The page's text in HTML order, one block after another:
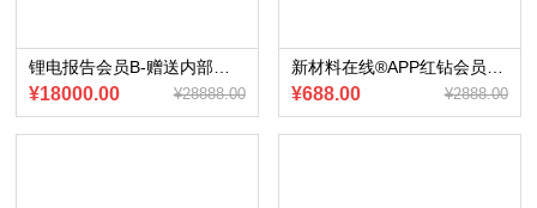
¥18000.00 ¥28888.00 ¥688.00 ¥2888.00